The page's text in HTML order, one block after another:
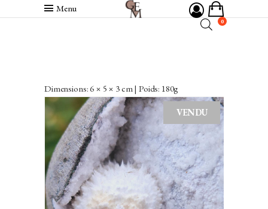
Menu
0
Dimensions: 6 × 5 × 3 cm | Poids: 180g
VENDU